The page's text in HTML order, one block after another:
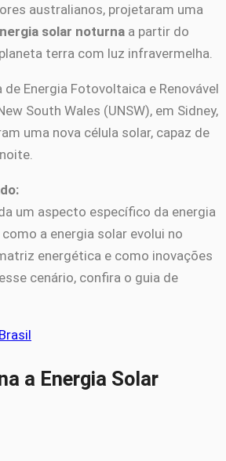
australianos, projetaram uma
solar noturna a partir do
terra com luz infravermelha.
Energia Fotovoltaica e Renovável
South Wales (UNSW), em Sidney,
uma nova célula solar, capaz de
um aspecto específico da energia
a energia solar evolui no
energética e como inovações
cenário, confira o guia de
a Energia Solar